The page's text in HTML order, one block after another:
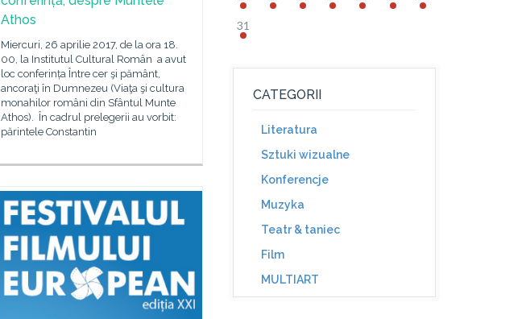
Athos
Miercuri, 26 aprilie 2017, de la ora 18.
00, la Institutul Cultural Român a avut
loc conferința Între cer şi pământ,
ancoraţi în Dumnezeu (Viaţa şi cultura
monahilor români din Sfântul Munte
Athos). În cadrul prelegerii au vorbit:
părintele Constantin
31
CATEGORII
Literatura
Sztuki wizualne
Konferencje
Muzyka
Teatr & taniec
Film
MULTIART